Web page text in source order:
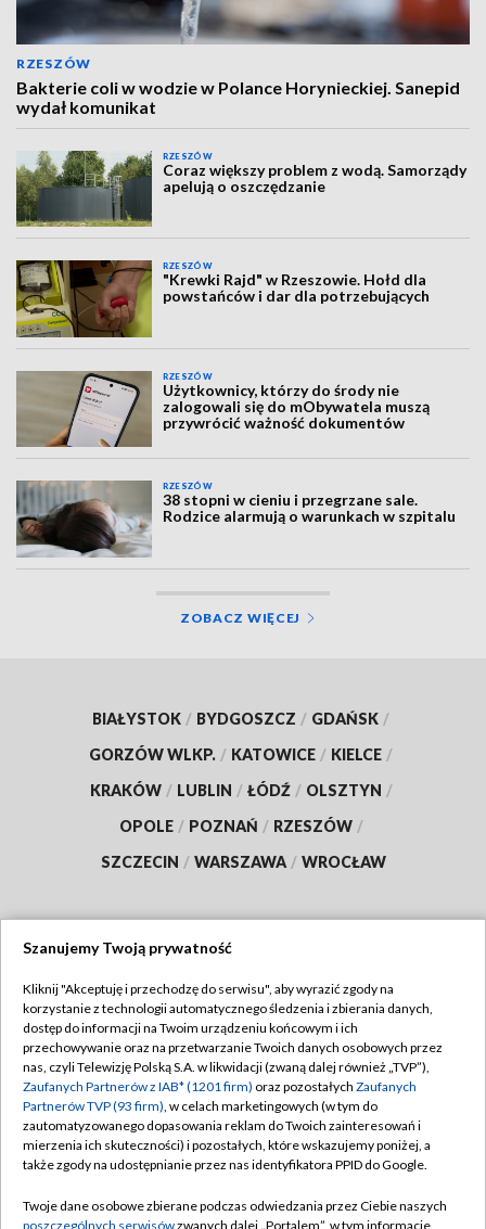
RZESZÓW
Bakterie coli w wodzie w Polance Horynieckiej. Sanepid
wydał komunikat
RZESZÓW
Coraz większy problem z wodą. Samorządy
apelują o oszczędzanie
RZESZÓW
"Krewki Rajd" w Rzeszowie. Hołd dla
powstańców i dar dla potrzebujących
RZESZÓW
Użytkownicy, którzy do środy nie
zalogowali się do mObywatela muszą
przywrócić ważność dokumentów
RZESZÓW
38 stopni w cieniu i przegrzane sale.
Rodzice alarmują o warunkach w szpitalu
ZOBACZ WIĘCEJ
BIAŁYSTOK / BYDGOSZCZ / GDAŃSK /
GORZÓW WLKP. / KATOWICE / KIELCE /
KRAKÓW / LUBLIN / ŁÓDŹ / OLSZTYN /
OPOLE / POZNAŃ / RZESZÓW /
SZCZECIN / WARSZAWA / WROCŁAW
TVP
Abonament TVP
Emisja w TVP
Centrum informacji TVP
Naziemna Telewizja Cyfrowa
Rada Programowa
Regulamin TVP
Polityka prywatności
Moje zgody
Pomoc
Szanujemy Twoją prywatność
Kliknij "Akceptuję i przechodzę do serwisu", aby wyrazić zgody na
korzystanie z technologii automatycznego śledzenia i zbierania danych,
dostęp do informacji na Twoim urządzeniu końcowym i ich
przechowywanie oraz na przetwarzanie Twoich danych osobowych przez
nas, czyli Telewizję Polską S.A. w likwidacji (zwaną dalej również „TVP”),
Zaufanych Partnerów z IAB* (1201 firm) oraz pozostałych Zaufanych
Partnerów TVP (93 firm), w celach marketingowych (w tym do
zautomatyzowanego dopasowania reklam do Twoich zainteresowań i
mierzenia ich skuteczności) i pozostałych, które wskazujemy poniżej, a
także zgody na udostępnianie przez nas identyfikatora PPID do Google.
Twoje dane osobowe zbierane podczas odwiedzania przez Ciebie naszych
poszczególnych serwisówzwanych dalej „Portalem”, w tym informacje